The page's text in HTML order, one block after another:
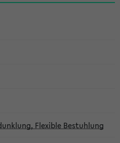
Flexible Bestuhlung